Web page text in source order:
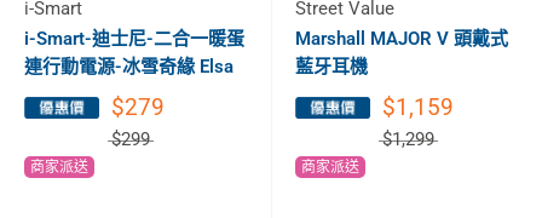
i-Smart
i-Smart-迪士尼-二合一暖蛋
連行動電源-冰雪奇緣 Elsa
$279
$299
商家派送
Street Value
Marshall MAJOR V 頭戴式
藍牙耳機
$1,159
$1,299
商家派送